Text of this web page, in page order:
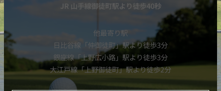
JR 山手線御徒町駅より徒歩40秒
他最寄り駅
日比谷線「仲御徒町」駅より徒歩3分
銀座線「上野広小路」駅より徒歩3分
大江戸線「上野御徒町」駅より徒歩2分